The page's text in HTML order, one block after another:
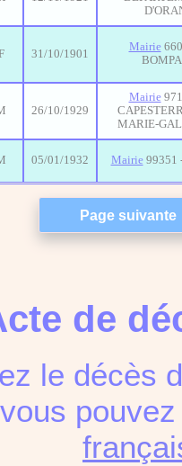
31/10/1901
Mairie
26/10/1929
Mairie
MARIE-
05/01/1932 Mairie99351
de
le décès